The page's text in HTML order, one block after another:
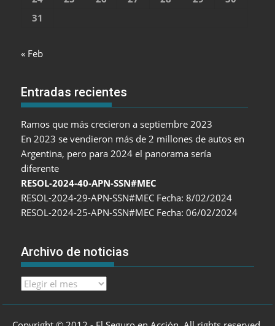
31
« Feb
Entradas recientes
Ramos que más crecieron a septiembre 2023
En 2023 se vendieron más de 2 millones de autos en
Argentina, pero para 2024 el panorama sería
diferente
RESOL-2024-40-APN-SSN#MEC
RESOL-2024-29-APN-SSN#MEC Fecha: 8/02/2024
RESOL-2024-25-APN-SSN#MEC Fecha: 06/02/2024
Archivo de noticias
Archivo